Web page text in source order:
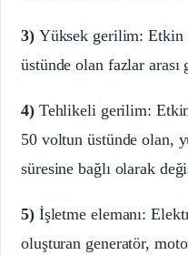
3)Yüksek gerilim: Etkin
üstünde olan fazlar
4)Tehlikeli gerilim:
50 voltun üstünde olan,
süresine bağlı olarak
5)İşletme elemanı:
oluşturan generatör,